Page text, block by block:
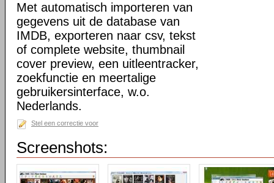
Met automatisch importeren van
gegevens uit de database van
IMDB, exporteren naar csv, tekst
of complete website, thumbnail
cover preview, een uitleentracker,
zoekfunctie en meertalige
gebruikersinterface, w.o.
Nederlands.
Stel een correctie voor
Screenshots: